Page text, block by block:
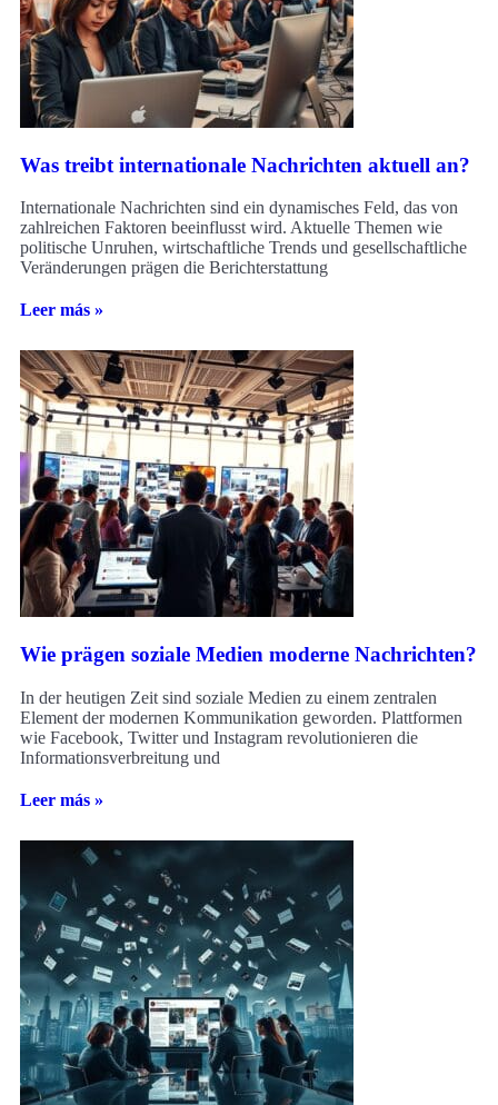
Was treibt internationale Nachrichten aktuell an?
Internationale Nachrichten sind ein dynamisches Feld, das von
zahlreichen Faktoren beeinflusst wird. Aktuelle Themen wie
politische Unruhen, wirtschaftliche Trends und gesellschaftliche
Veränderungen prägen die Berichterstattung
Leer más »
Wie prägen soziale Medien moderne Nachrichten?
In der heutigen Zeit sind soziale Medien zu einem zentralen
Element der modernen Kommunikation geworden. Plattformen
wie Facebook, Twitter und Instagram revolutionieren die
Informationsverbreitung und
Leer más »